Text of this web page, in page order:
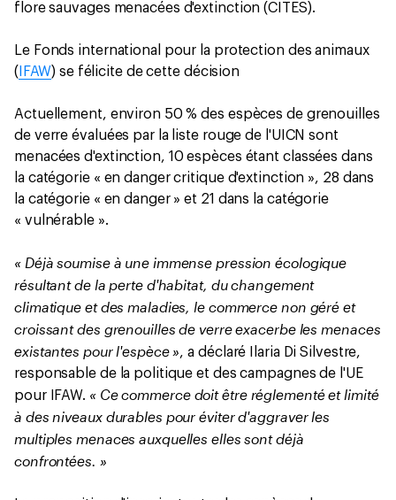
flore sauvages menacées d'extinction (CITES).
Le Fonds international pour la protection des animaux
( IFAW) se félicite de cette décision
Actuellement, environ 50 % des espèces de grenouilles
de verre évaluées par la liste rouge de l'UICN sont
menacées d'extinction, 10 espèces étant classées dans
la catégorie « en danger critique d'extinction », 28 dans
la catégorie « en danger » et 21 dans la catégorie
« vulnérable ».
« Déjà soumise à une immense pression écologique
résultant de la perte d'habitat, du changement
climatique et des maladies, le commerce non géré et
croissant des grenouilles de verre exacerbe les menaces
existantes pour l'espèce », a déclaré Ilaria Di Silvestre,
responsable de la politique et des campagnes de l'UE
pour IFAW. « Ce commerce doit être réglementé et limité
à des niveaux durables pour éviter d'aggraver les
multiples menaces auxquelles elles sont déjà
confrontées. »